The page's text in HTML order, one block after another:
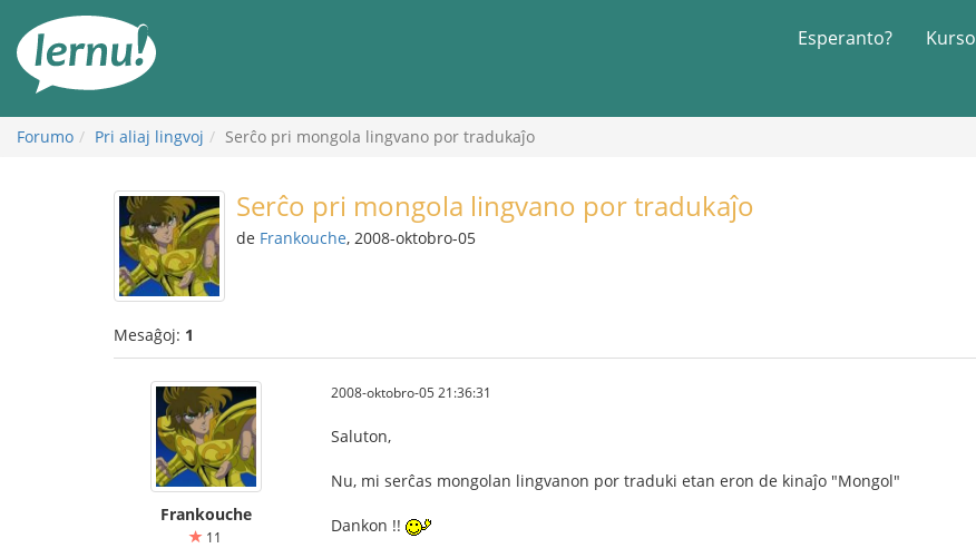
enhavo
Esperanto? Kurso
Forumo Pri aliaj lingvoj Serĉo pri mongola lingvano por tradukaĵo
Serĉo pri mongola lingvano por tradukaĵo
de Frankouche, 2008-oktobro-05
Mesaĝoj: 1
Frankouche
11
2008-oktobro-05 21:36:31
Saluton,
Nu, mi serĉas mongolan lingvanon por traduki etan eron de kinaĵo "Mongol"
Dankon !!